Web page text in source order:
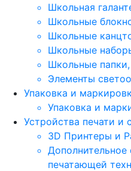
Школьная
Школьные
Школьные
Школьные
Школьные
Элементы
Упаковка и
Упаковка и
Устройства печати и
3D Принтеры и
Дополнительное
печатающей